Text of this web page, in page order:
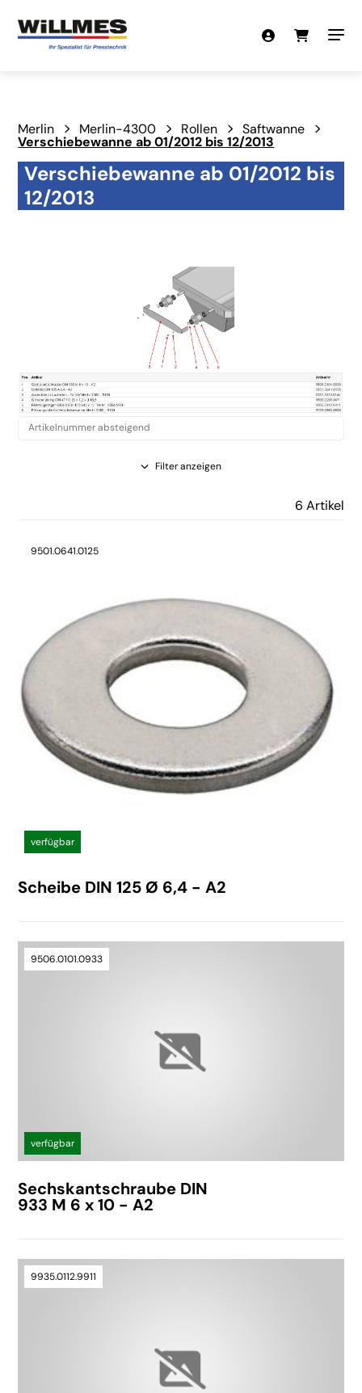
Merlin Merlin-4300 Rollen Saftwanne
Verschiebewanne ab 01/2012 bis 12/2013
Verschiebewanne ab 01/2012 bis
12/2013
Filter anzeigen
6 Artikel
9501.0641.0125
verfügbar
Scheibe DIN 125 Ø 6,4 - A2
9506.0101.0933
verfügbar
Sechskantschraube DIN
933 M 6 x 10 - A2
9935.0112.9911